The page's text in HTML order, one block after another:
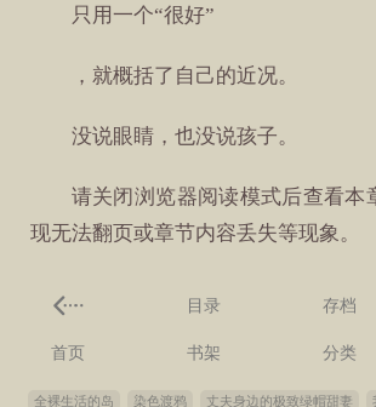
只用一个“很好”
，就概括了自己的近况。
没说眼睛，也没说孩子。
请关闭浏览器阅读模式后查看本
现无法翻页或章节内容丢失等现象。
目录 存档
首页 书架 分类
全裸生活的岛 染色渡鸦 丈夫身边的极致绿帽甜妻